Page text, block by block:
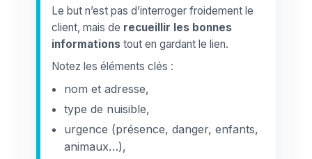
Le but n’est pas d’interroger froidement le
client, mais de recueillir les bonnes
informations tout en gardant le lien.
Notez les éléments clés :
nom et adresse,
type de nuisible,
urgence (présence, danger, enfants,
animaux…),